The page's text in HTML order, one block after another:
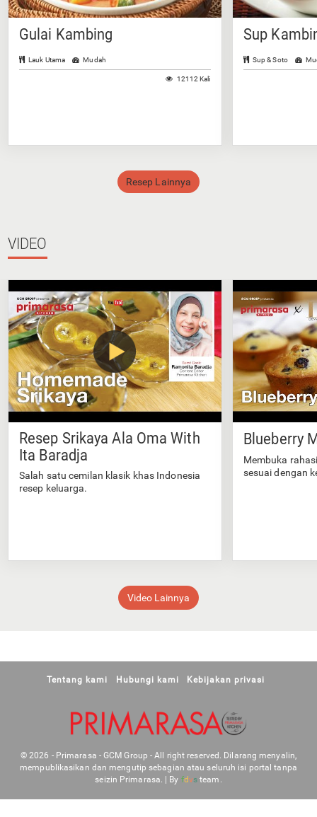
Gulai Kambing
Lauk Utama Mudah
12112 Kali
Sup
Sup & Soto
Resep Lainnya
VIDEO
Resep Srikaya Ala Oma With
Ita Baradja
Salah satu cemilan klasik khas Indonesia
resep keluarga.
Blueberry
Membuka
sesuai dengan
Video Lainnya
Tentang kami Hubungi kami Kebijakan privasi
© 2026 - Primarasa - GCM Group - All right reserved. Dilarang menyalin,
mempublikasikan dan mengutip sebagian atau seluruh isi portal tanpa
seizin Primarasa. | By fdvs team.